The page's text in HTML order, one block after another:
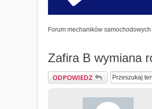
Forum mechaników
Zafira B wymiana
ODPOWIEDZ